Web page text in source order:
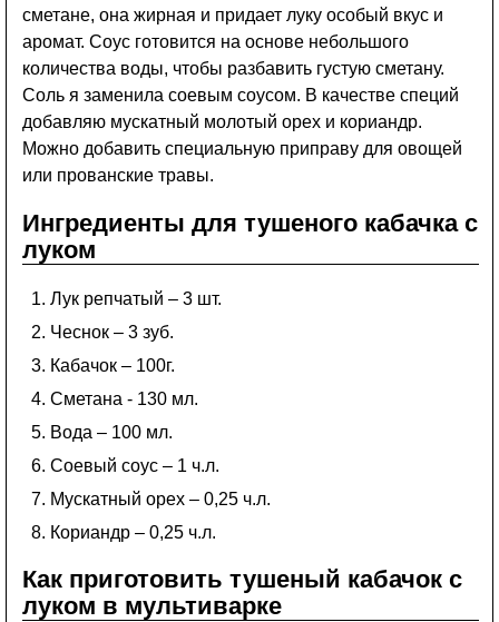
сметане, она жирная и придает луку особый вкус и
аромат. Соус готовится на основе небольшого
количества воды, чтобы разбавить густую сметану.
Соль я заменила соевым соусом. В качестве специй
добавляю мускатный молотый орех и кориандр.
Можно добавить специальную приправу для овощей
или прованские травы.
Ингредиенты для тушеного кабачка с
луком
Лук репчатый – 3 шт.
Чеснок – 3 зуб.
Кабачок – 100г.
Сметана - 130 мл.
Вода – 100 мл.
Соевый соус – 1 ч.л.
Мускатный орех – 0,25 ч.л.
Кориандр – 0,25 ч.л.
Как приготовить тушеный кабачок с
луком в мультиварке